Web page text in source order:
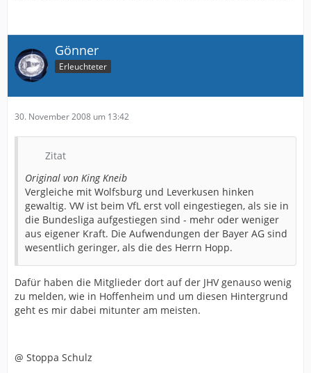
Gönner
Erleuchteter
30. November 2008 um 13:42
Zitat
Original von King Kneib
Vergleiche mit Wolfsburg und Leverkusen hinken
gewaltig. VW ist beim VfL erst voll eingestiegen, als sie in
die Bundesliga aufgestiegen sind - mehr oder weniger
aus eigener Kraft. Die Aufwendungen der Bayer AG sind
wesentlich geringer, als die des Herrn Hopp.
Dafür haben die Mitglieder dort auf der JHV genauso wenig
zu melden, wie in Hoffenheim und um diesen Hintergrund
geht es mir dabei mitunter am meisten.
@ Stoppa Schulz